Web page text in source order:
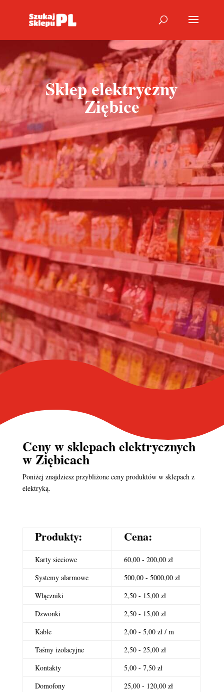
Sklep elektryczny
Ziębice
Ceny wsklepach elektrycznych
w Ziębicach
Poniżej znajdziesz przybliżone ceny produktów w sklepach z
elektryką.
Produkty: Cena:
Karty sieciowe
60,00 - 200,00 zł
Systemy alarmowe
500,00 - 5000,00 zł
Włączniki
2,50 - 15,00 zł
Dzwonki
2,50 - 15,00 zł
Kable
2,00 - 5,00 zł / m
Taśmy izolacyjne
2,50 - 25,00 zł
Kontakty
5,00 - 7,50 zł
Domofony
25,00 - 120,00 zł